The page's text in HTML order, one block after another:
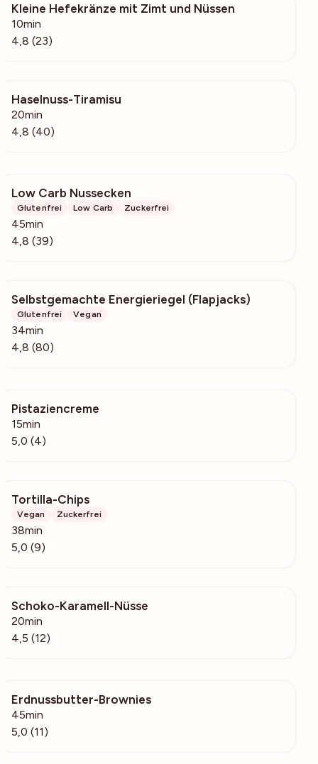
Kleine Hefekränze mit Zimt und Nüssen
10min
4,8 (23)
Haselnuss-Tiramisu
20min
4,8 (40)
Low Carb Nussecken
Glutenfrei Low Carb Zuckerfrei
45min
4,8 (39)
Selbstgemachte Energieriegel (Flapjacks)
Glutenfrei Vegan
34min
4,8 (80)
Pistaziencreme
15min
5,0 (4)
Tortilla-Chips
Vegan Zuckerfrei
38min
5,0 (9)
Schoko-Karamell-Nüsse
20min
4,5 (12)
Erdnussbutter-Brownies
45min
5,0 (11)